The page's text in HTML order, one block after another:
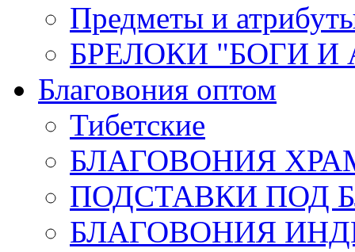
Предметы и
БРЕЛОКИ "БОГИ И
Благовония оптом
Тибетские
БЛАГОВОНИЯ
ПОДСТАВКИ ПОД
БЛАГОВОНИЯ